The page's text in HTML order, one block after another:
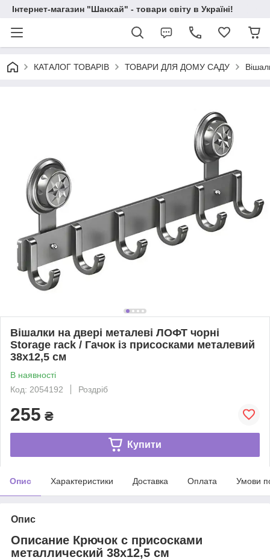
Інтернет-магазин "Шанхай" - товари світу в Україні!
КАТАЛОГ ТОВАРІВ ТОВАРИ ДЛЯ ДОМУ САДУ
Вішалки на двері металеві ЛОФТ чорні
Storage rack / Гачок із присосками металевий
38х12,5 см
В наявності
Код: 2054192
Роздріб
255 ₴
Купити
Опис Характеристики Доставка Оплата Умови
Опис
Описание Крючок с присосками
металлический 38х12,5 см